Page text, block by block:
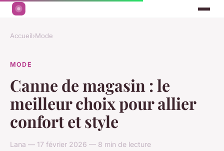
Accueil›Mode
MODE
Canne de magasin : le
meilleur choix pour allier
confort et style
Lana — 17 février 2026 — 8 min de lecture